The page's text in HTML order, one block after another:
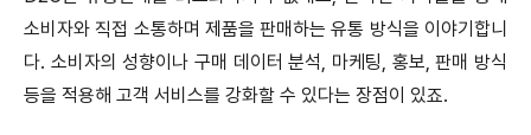
소비자와 직접 소통하며 제품을 판매하는 유통 방식을 이야기합니
다. 소비자의 성향이나 구매 데이터 분석, 마케팅, 홍보, 판매 방식
등을 적용해 고객 서비스를 강화할 수 있다는 장점이 있죠.